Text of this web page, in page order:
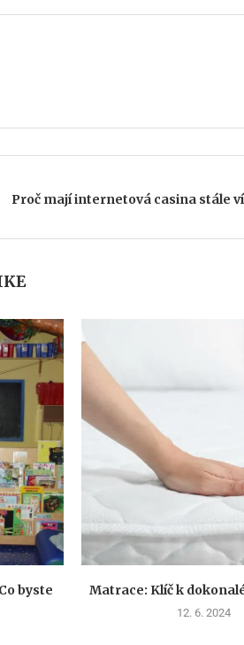
Proč mají internetová casina stále
byste
Matrace: Klíč k
12. 6. 2024